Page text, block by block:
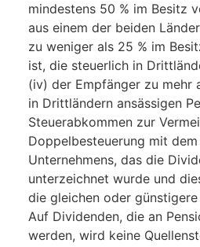
mindestens 50 % im Besitz
aus einem der beiden
zu weniger als 25 % im
ist, die steuerlich in
(iv) der Empfänger zu mehr
in Drittländern ansässigen
Steuerabkommen zur
Doppelbesteuerung mit
Unternehmens, das die
unterzeichnet wurde und
die gleichen oder
Auf Dividenden, die an
werden, wird keine